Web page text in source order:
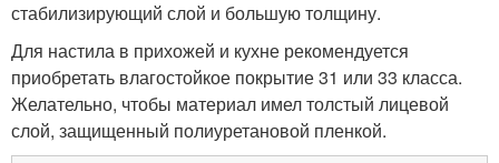
стабилизирующий слой и большую толщину.
Для настила в прихожей и кухне рекомендуется
приобретать влагостойкое покрытие 31 или 33 класса.
Желательно, чтобы материал имел толстый лицевой
слой, защищенный полиуретановой пленкой.